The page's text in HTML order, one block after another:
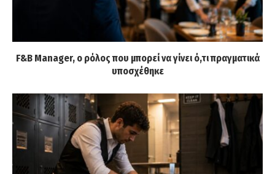
F&B Manager, ο ρόλος που μπορεί να γίνει ό,τι πραγματικά
υποσχέθηκε